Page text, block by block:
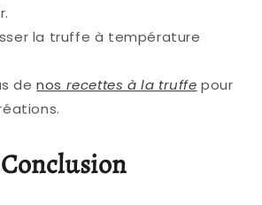
la truffe à température
denos recettes à la truffe pour
Conclusion